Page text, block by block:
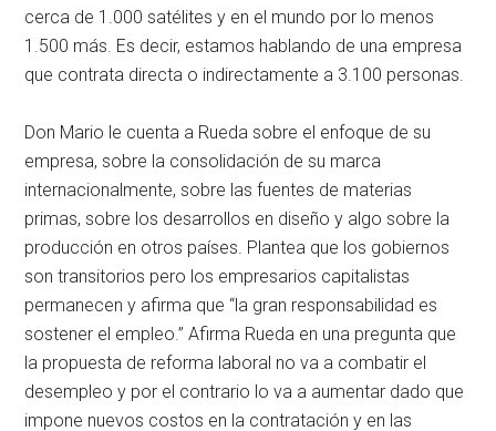
cerca de 1.000 satélites y en el mundo por lo menos
1.500 más. Es decir, estamos hablando de una empresa
que contrata directa o indirectamente a 3.100 personas.
Don Mario le cuenta a Rueda sobre el enfoque de su
empresa, sobre la consolidación de su marca
internacionalmente, sobre las fuentes de materias
primas, sobre los desarrollos en diseño y algo sobre la
producción en otros países. Plantea que los gobiernos
son transitorios pero los empresarios capitalistas
permanecen y afirma que “la gran responsabilidad es
sostener el empleo.” Afirma Rueda en una pregunta que
la propuesta de reforma laboral no va a combatir el
desempleo y por el contrario lo va a aumentar dado que
impone nuevos costos en la contratación y en las